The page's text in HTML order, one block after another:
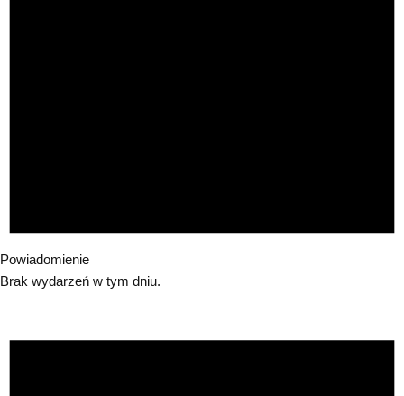
Powiadomienie
Brak wydarzeń w tym dniu.